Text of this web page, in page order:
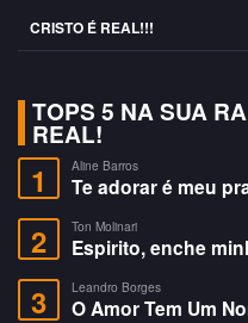
CRISTO É REAL!!!
TOPS 5 NA SUA
REAL!
1 Aline Barros
Te adorar é meu
2 Ton Molinari
Espirito, enche
3 Leandro Borges
O Amor Tem Um